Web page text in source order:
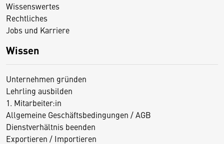
Wissenswertes
Rechtliches
Jobs und Karriere
Wissen
Unternehmen gründen
Lehrling ausbilden
1. Mitarbeiter:in
Allgemeine Geschäftsbedingungen / AGB
Dienstverhältnis beenden
Exportieren / Importieren